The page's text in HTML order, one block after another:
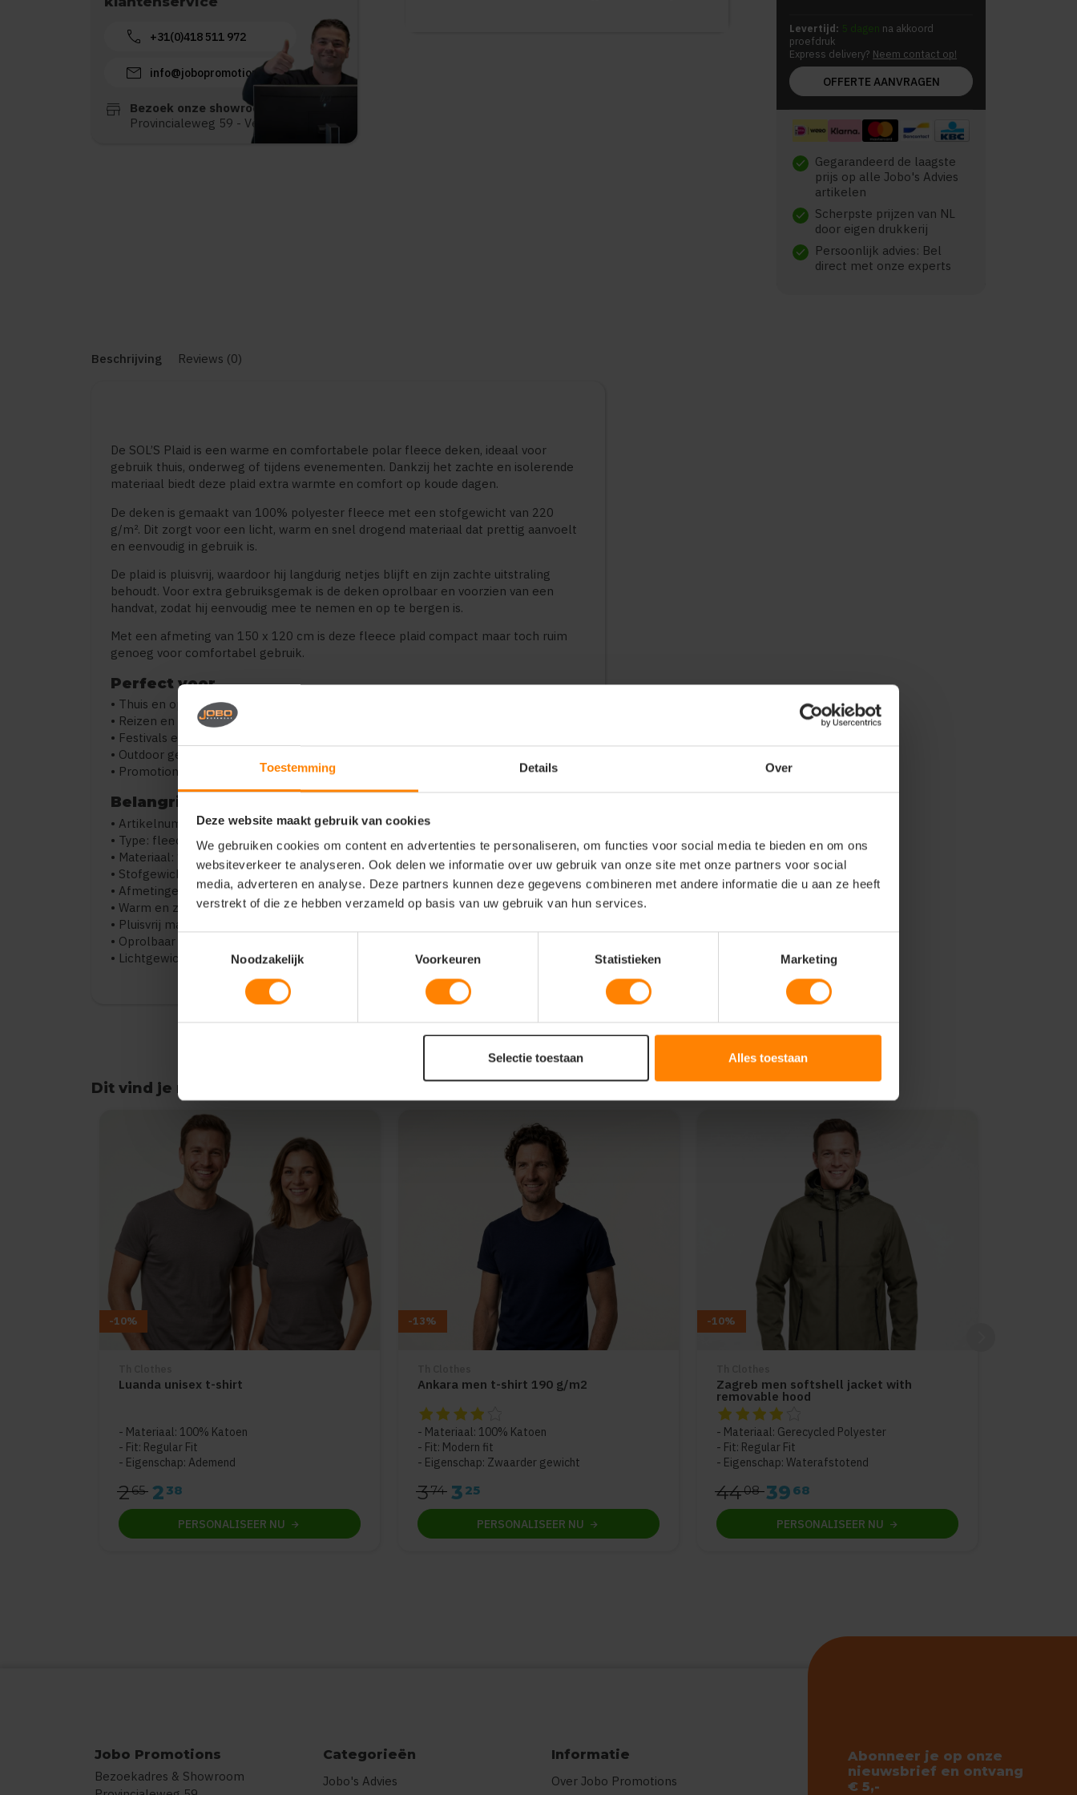
Toestemming Details Over
Deze website maakt gebruik van cookies
We gebruiken cookies om content en advertenties te personaliseren, om functies voor social media te bieden en om ons
websiteverkeer te analyseren. Ook delen we informatie over uw gebruik van onze site met onze partners voor social
media, adverteren en analyse. Deze partners kunnen deze gegevens combineren met andere informatie die u aan ze heeft
verstrekt of die ze hebben verzameld op basis van uw gebruik van hun services.
Noodzakelijk
Voorkeuren Statistieken Marketing
Selectie toestaan Alles toestaan
call +31(0)418 511 972
mail info@jobopromotions.nl
store
Bezoek onze showroom:
Provincialeweg 59 - Velddriel
Levertijd: 5 dagen na akkoord
proefdruk
Express delivery? Neem contact op!
OFFERTE AANVRAGEN
check Gegarandeerd de laagste
prijs op alle Jobo's Advies
artikelen
check Scherpste prijzen van NL
door eigen drukkerij
check
Persoonlijk advies: Bel
direct met onze experts
Beschrijving Reviews (0)
De SOL’S Plaid is een warme en comfortabele polar fleece deken, ideaal voor
gebruik thuis, onderweg of tijdens evenementen. Dankzij het zachte en isolerende
materiaal biedt deze plaid extra warmte en comfort op koude dagen.
De deken is gemaakt van 100% polyester fleece met een stofgewicht van 220
g/m². Dit zorgt voor een licht, warm en snel drogend materiaal dat prettig aanvoelt
en eenvoudig in gebruik is.
De plaid is pluisvrij, waardoor hij langdurig netjes blijft en zijn zachte uitstraling
behoudt. Voor extra gebruiksgemak is de deken oprolbaar en voorzien van een
handvat, zodat hij eenvoudig mee te nemen en op te bergen is.
Met een afmeting van 150 x 120 cm is deze fleece plaid compact maar toch ruim
genoeg voor comfortabel gebruik.
Perfect voor
• Thuis en op de bank
• Reizen en onderweg
• Festivals en evenementen
• Outdoor gebruik
• Promotionele giveaways
Belangrijkste kenmerken
• Artikelnummer: 888105
• Type: fleece plaid / deken
• Materiaal: 100% polyester
• Stofgewicht: 220 g/m²
• Afmetingen: 150 x 120 cm
• Warm en zacht polar fleece
• Pluisvrij materiaal
• Oprolbaar met handvat
• Lichtgewicht en praktisch
Dit vind je misschien ook leuk
-10%
Luanda unisex t-shirt
Materiaal: 100% Katoen
Fit: Regular Fit
Eigenschap: Ademend
265 2 38
PERSONALISEER NU
-13%
Ankara men t-shirt 190 g/m2
De beoordeling van dit product is
Materiaal: 100% Katoen
Fit: Modern fit
Eigenschap: Zwaarder gewicht
374 3 25
PERSONALISEER NU
-10%
Zagreb men softshell jacket with
removable hood
De beoordeling van dit product is
Materiaal: Gerecycled Polyester
Fit: Regular Fit
Eigenschap: Waterafstotend
4408 39 68
PERSONALISEER NU
Jobo Promotions
Bezoekadres & Showroom
Categorieën
Jobo's Advies
Informatie
Over Jobo Promotions
Abonneer je op onze
nieuwsbrief en ontvang
€ 5,-